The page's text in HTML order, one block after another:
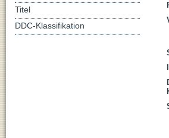
Titel
DDC-Klassifikation